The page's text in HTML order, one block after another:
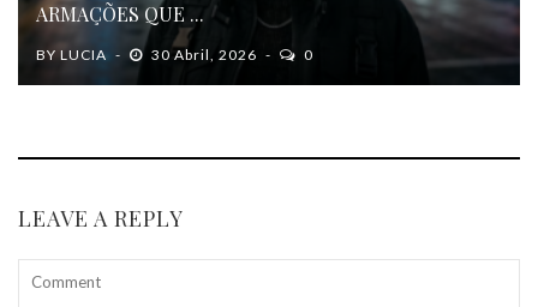
ARMAÇÕES QUE ...
BYLUCIA 30 Abril, 2026 0
LEAVE A REPLY